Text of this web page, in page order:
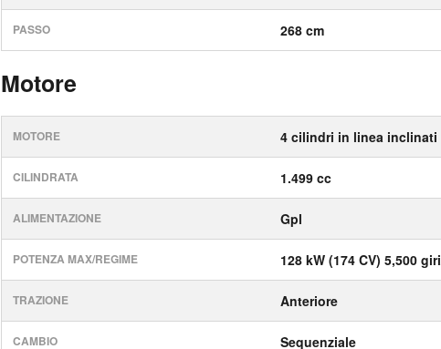
PASSO 268 cm
Motore
MOTORE 4 cilindri in linea inclinati
CILINDRATA 1.499 cc
ALIMENTAZIONE Gpl
POTENZA MAX/REGIME 128 kW (174 CV) 5,500
TRAZIONE Anteriore
CAMBIO Sequenziale